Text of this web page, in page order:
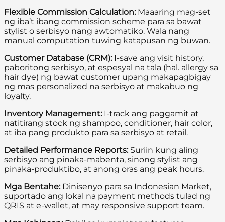
Flexible Commission Calculation:Maaaring mag-set
ng iba’t ibang commission scheme para sa bawat
stylist o serbisyo nang awtomatiko. Wala nang
manual computation tuwing katapusan ng buwan.
Customer Database (CRM):I-save ang visit history,
paboritong serbisyo, at espesyal na tala (hal. allergy sa
hair dye) ng bawat customer upang makapagbigay
ng mas personalized na serbisyo at makabuo ng
loyalty.
Inventory Management:I-track ang paggamit at
natitirang stock ng shampoo, conditioner, hair color,
at iba pang produkto para sa serbisyo at retail.
Detailed Performance Reports:Suriin kung aling
serbisyo ang pinaka-mabenta, sinong stylist ang
pinaka-produktibo, at anong oras ang peak hours.
Mga Bentahe:Dinisenyo para sa Indonesian Market,
suportado ang lokal na payment methods tulad ng
QRIS at e-wallet, at may responsive support team.